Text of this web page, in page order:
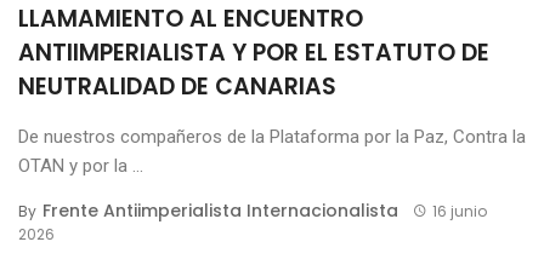
LLAMAMIENTO AL ENCUENTRO
ANTIIMPERIALISTA Y POR EL ESTATUTO DE
NEUTRALIDAD DE CANARIAS
De nuestros compañeros de la Plataforma por la Paz, Contra la
OTAN y por la ...
By Frente Antiimperialista Internacionalista
16 junio
2026